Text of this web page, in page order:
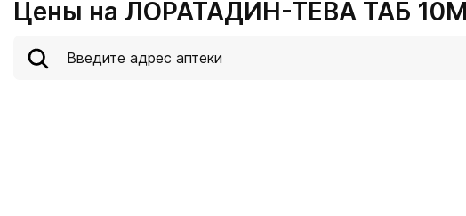
Цены на ЛОРАТАДИН-ТЕВА ТАБ